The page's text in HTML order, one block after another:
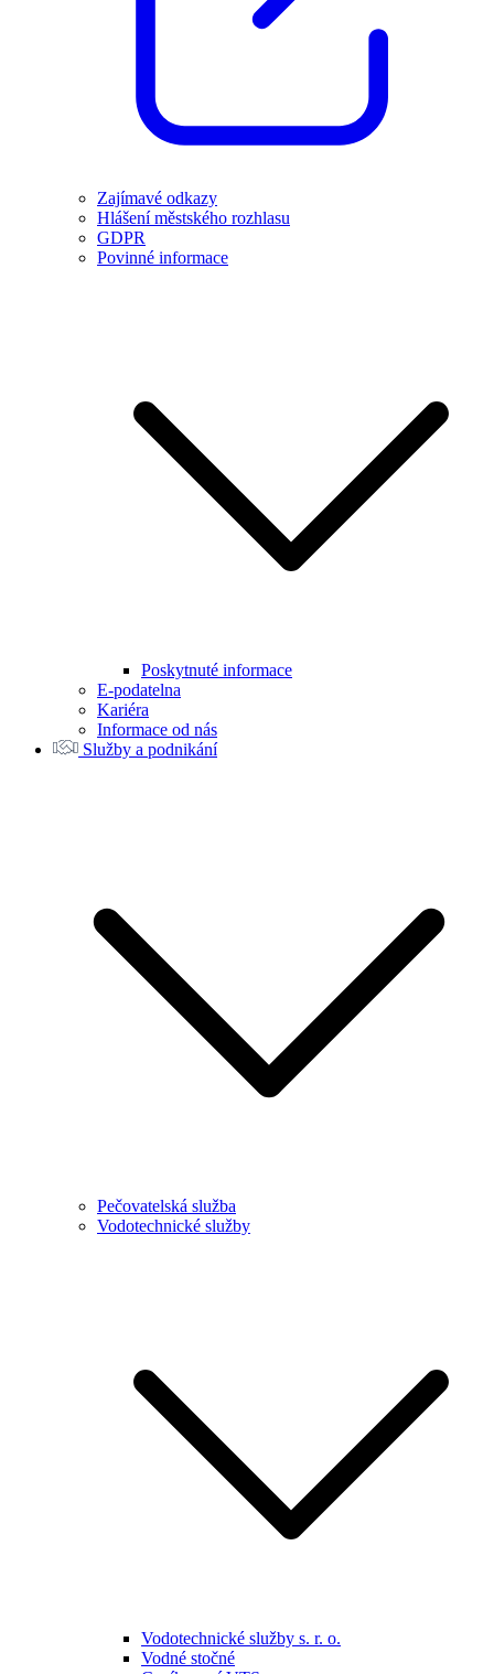
Zajímavé odkazy
Hlášení městského rozhlasu
GDPR
Povinné informace
Poskytnuté informace
E-podatelna
Kariéra
Informace od nás
Služby a podnikání
Pečovatelská služba
Vodotechnické služby
Vodotechnické služby s. r. o.
Vodné stočné